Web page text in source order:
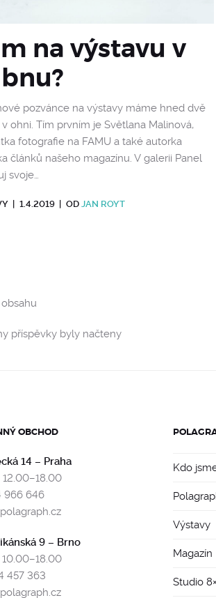
na výstavu v
pozvánce na výstavy máme hned dvě
v ohni. Tím prvním je Světlana Malinová,
fotografie na FAMU a také autorka
článků našeho magazínu. V galerii Panel
svoje…
1.4.2019 OD JAN ROYT
příspěvky byly načteny
OBCHOD
14 – Praha
12.00–18.00
966 646
9 – Brno
10.00–18.00
457 363
Kdo
Výstavy
Magazín
Studio